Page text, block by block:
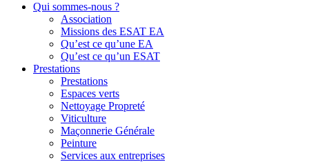
Qui sommes-nous ?
Association
Missions des ESAT EA
Qu’est ce qu’une EA
Qu’est ce qu’un ESAT
Prestations
Prestations
Espaces verts
Nettoyage Propreté
Viticulture
Maçonnerie Générale
Peinture
Services aux entreprises